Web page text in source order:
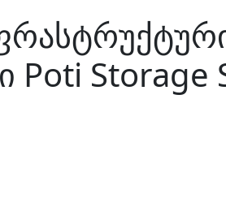
Poti Storage